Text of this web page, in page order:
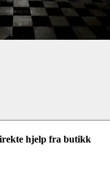
hjelp fra butikk